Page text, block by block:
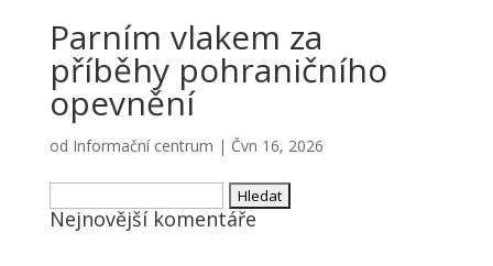
Parním vlakem za
příběhy pohraničního
opevnění
od Informační centrum | Čvn 16, 2026
Vyhledávání
Nejnovější komentáře